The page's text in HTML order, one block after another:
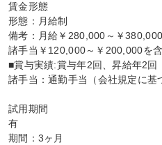
賃金形態
形態：月給制
備考：月給￥280,000～￥
諸手当￥120,000～￥200,000を
■賞与実績:賞与年2回、昇給年2回
諸手当：通勤手当（会社規定に基
試用期間
有
期間：3ヶ月